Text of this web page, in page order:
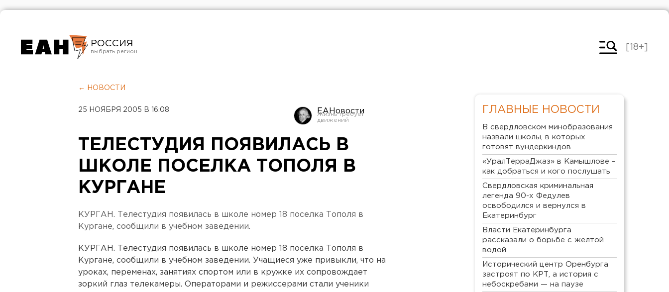
РОССИЯ
Челябинск
[18+]
← НОВОСТИ
25 НОЯБРЯ 2005 В 16:08 ЕАНовости
ТЕЛЕСТУДИЯ ПОЯВИЛАСЬ В
ШКОЛЕ ПОСЕЛКА ТОПОЛЯ В
КУРГАНЕ
КУРГАН. Телестудия появилась в школе номер 18 поселка Тополя в
Кургане, сообщили в учебном заведении.
КУРГАН. Телестудия появилась в школе номер 18 поселка Тополя в
Кургане, сообщили в учебном заведении. Учащиеся уже привыкли, что на
уроках, переменах, занятиях спортом или в кружке их сопровождает
зоркий глаз телекамеры. Операторами и режиссерами стали ученики
ГЛАВНЫЕ НОВОСТИ
В свердловском минобразования
назвали школы, в которых
готовят вундеркиндов
«УралТерраДжаз» в Камышлове –
как добраться и кого послушать
Свердловская криминальная
легенда 90-х Федулев
освободился и вернулся в
Екатеринбург
Власти Екатеринбурга
рассказали о борьбе с желтой
водой
Исторический центр Оренбурга
застроят по КРТ, а история с
небоскребами — на паузе